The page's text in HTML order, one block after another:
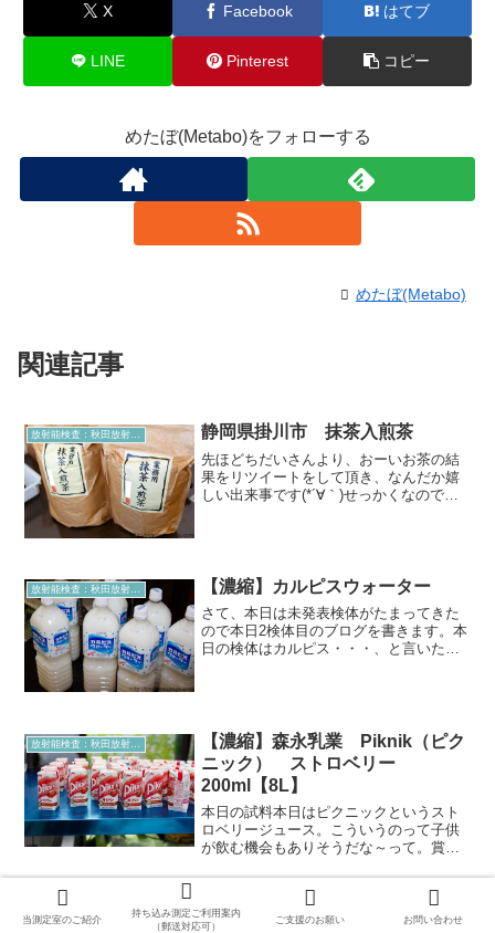
X Facebook はてブ
LINE Pinterest コピー
めたぼ(Metabo)をフォローする
めたぼ(Metabo)
関連記事
放射能検査：秋田放射能測定室より 静岡県掛川市 抹茶入煎茶
先ほどちだいさんより、おーいお茶の結
果をリツイートをして頂き、なんだか嬉
しい出来事です(*´∀｀)せっかくなので、
放射能検査：秋田放射能測定室より 【濃縮】カルピスウォーター
さて、本日は未発表検体がたまってきた
ので本日2検体目のブログを書きます。本
日の検体はカルピス・・・、と言いたか
【濃縮】森永乳業 Piknik（ピク
ニック） ストロベリー
200ml【8L】
本日の試料本日はピクニックというスト
ロベリージュース。こういうのって子供
が飲む機会もありそうだな～って。賞味
っぷり40本を購入しました(；・∀・)産地
情報ピクニック ストロベリー販売元
森永乳業株式会社製...
放射能検査：秋田放射能測定室より
【濃縮】アサヒ スーパードライ
【24L】
当測定室のご紹介
持ち込み測定ご利用案内
（郵送対応可）
ご支援のお願い お問い合わせ